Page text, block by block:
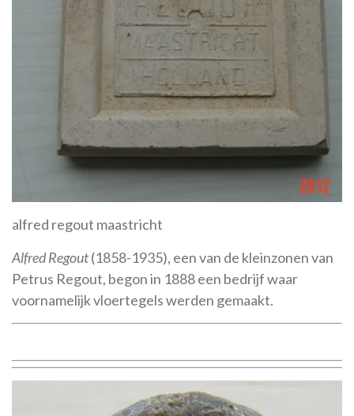
alfred regout maastricht
Alfred Regout(1858-1935), een van de kleinzonen van
Petrus Regout, begon in 1888 een bedrijf waar
voornamelijk vloertegels werden gemaakt.